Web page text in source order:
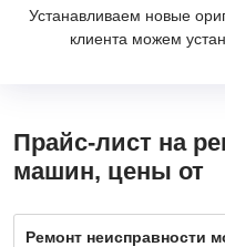
Устанавливаем новые
клиента можем
Прайс-лист на
машин, цены от
Ремонт неисправности